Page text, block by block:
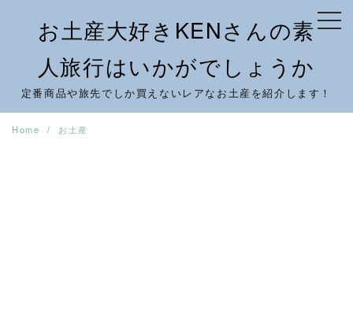
content
お土産大好きKENさんの素
人旅行はいかがでしょうか
定番商品や旅先でしか買えないレアなお土産を紹介します！
Home お土産